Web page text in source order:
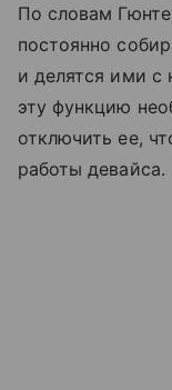
По словам
постоянно
и делятся ими с
эту функцию
отключить ее,
работы девайса.